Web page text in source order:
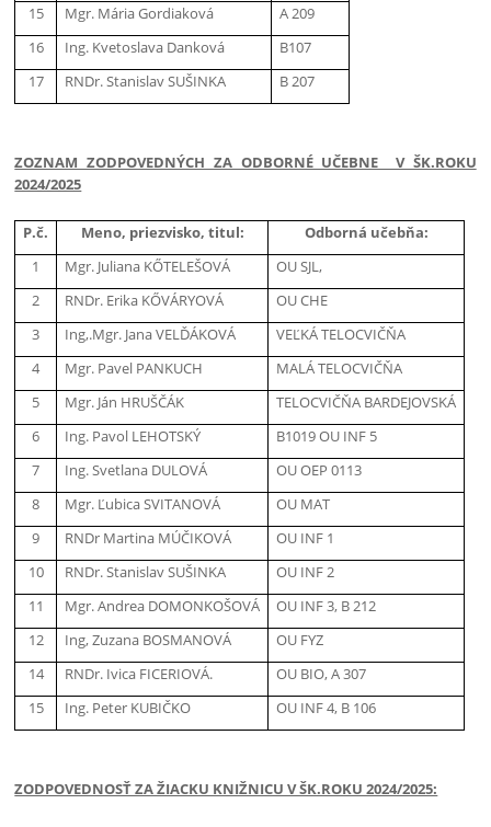
15
Mgr. Mária Gordiaková
A 209
16
Ing. Kvetoslava Danková
B107
17
RNDr. Stanislav SUŠINKA B 207
ZOZNAM ZODPOVEDNÝCH ZA ODBORNÉ UČEBNE V ŠK.ROKU
2024/2025
P.č. Meno, priezvisko, titul:
Odborná učebňa:
1
Mgr. Juliana KŐTELEŠOVÁ
OU SJL,
2
RNDr. Erika KŐVÁRYOVÁ
OU CHE
3
Ing,.Mgr. Jana VELĎÁKOVÁ
VEĽKÁ TELOCVIČŇA
4
Mgr. Pavel PANKUCH
MALÁ TELOCVIČŇA
5
Mgr. Ján HRUŠČÁK
TELOCVIČŇA BARDEJOVSKÁ
6
Ing. Pavol LEHOTSKÝ
B1019 OU INF 5
7
Ing. Svetlana DULOVÁ
OU OEP 0113
8
Mgr. Ľubica SVITANOVÁ
OU MAT
9
RNDr Martina MÚČIKOVÁ
OU INF 1
10
RNDr. Stanislav SUŠINKA
OU INF 2
11
Mgr. Andrea DOMONKOŠOVÁ
OU INF 3, B 212
12
Ing, Zuzana BOSMANOVÁ
OU FYZ
14
RNDr. Ivica FICERIOVÁ.
OU BIO, A 307
15
Ing. Peter KUBIČKO OU INF 4, B 106
ZODPOVEDNOSŤ ZA ŽIACKU KNIŽNICU V ŠK.ROKU 2024/2025: